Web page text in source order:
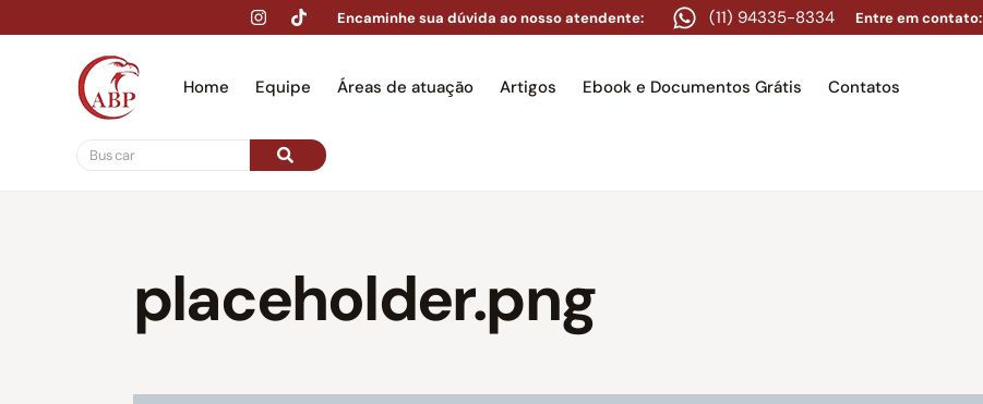
Encaminhe sua dúvida ao nosso atendente: (11) 94335-8334 Entre em contato:
Home Equipe Áreas de atuação Artigos Ebook e Documentos Grátis Contatos
placeholder.png